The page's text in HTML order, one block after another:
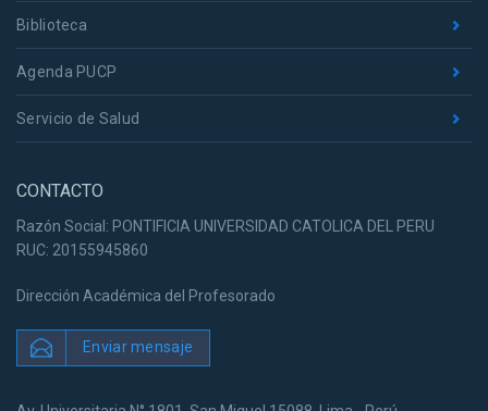
Biblioteca
Agenda PUCP
Servicio de Salud
CONTACTO
Razón Social: PONTIFICIA UNIVERSIDAD CATOLICA DEL PERU
RUC: 20155945860
Dirección Académica del Profesorado
Enviar mensaje